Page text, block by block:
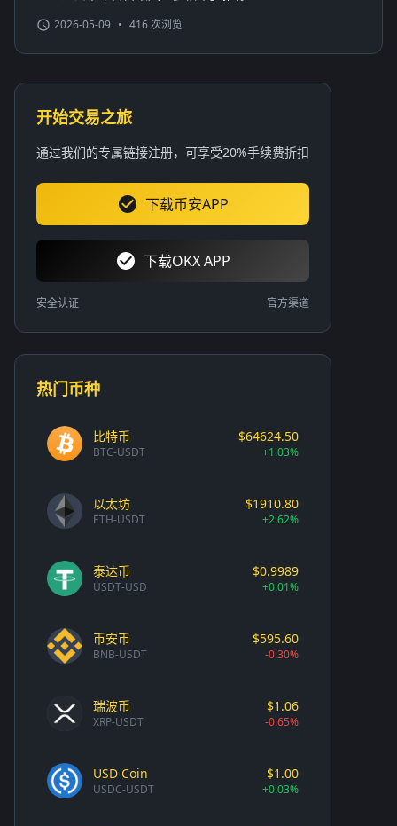
2026-05-09 • 416 次浏览
开始交易之旅
通过我们的专属链接注册，可享受20%手续费折扣
下载币安APP
下载OKX APP
安全认证 官方渠道
热门币种
比特币
BTC-USDT
$64624.50
+1.03%
以太坊
ETH-USDT
$1910.80
+2.62%
泰达币
USDT-USD
$0.9989
+0.01%
币安币
BNB-USDT
$595.60
-0.30%
瑞波币
XRP-USDT
$1.06
-0.65%
USD Coin
USDC-USDT
$1.00
+0.03%